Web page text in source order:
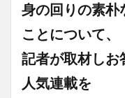
身の回りの素朴
ことについて、
記者が取材しお
人気連載を